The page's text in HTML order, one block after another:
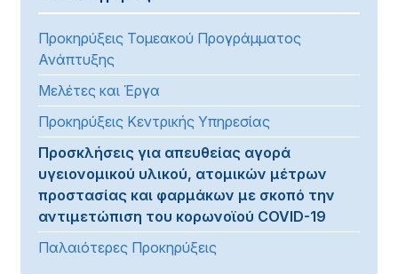
Προκηρύξεις Τομεακού Προγράμματος
Ανάπτυξης
Μελέτες και Έργα
Προκηρύξεις Κεντρικής Υπηρεσίας
Προσκλήσεις για απευθείας αγορά
υγειονομικού υλικού, ατομικών μέτρων
προστασίας και φαρμάκων με σκοπό την
αντιμετώπιση του κορωνοϊού COVID-19
Παλαιότερες Προκηρύξεις